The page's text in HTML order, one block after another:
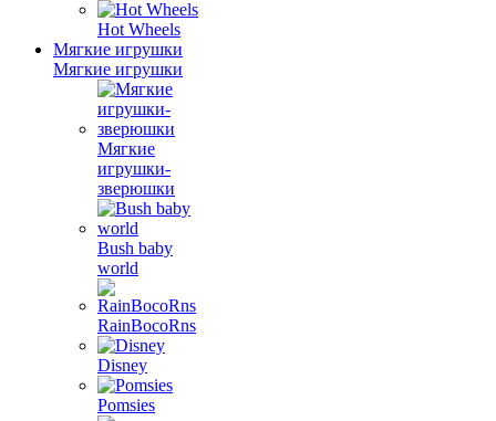
Hot Wheels
Мягкие игрушки
Мягкие игрушки
Мягкие
игрушки-
зверюшки
Bush baby
world
RainBocoRns
Disney
Pomsies